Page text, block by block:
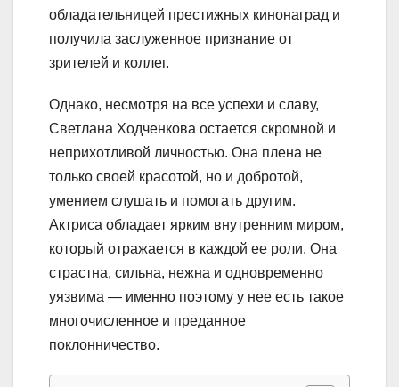
обладательницей престижных кинонаград и
получила заслуженное признание от
зрителей и коллег.
Однако, несмотря на все успехи и славу,
Светлана Ходченкова остается скромной и
неприхотливой личностью. Она плена не
только своей красотой, но и добротой,
умением слушать и помогать другим.
Актриса обладает ярким внутренним миром,
который отражается в каждой ее роли. Она
страстна, сильна, нежна и одновременно
уязвима — именно поэтому у нее есть такое
многочисленное и преданное
поклонничество.